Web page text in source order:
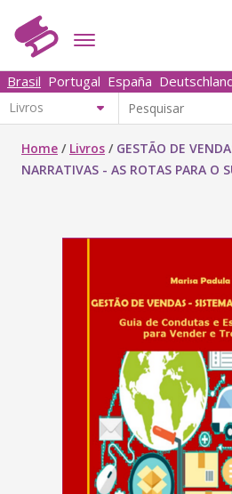
Brasil Portugal España
Home / Livros / GESTÃO DE
NARRATIVAS - AS ROTAS PARA O